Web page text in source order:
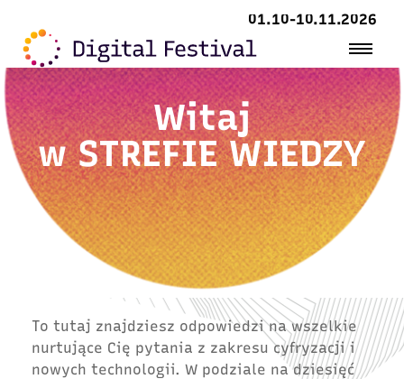
01.10-10.11.2026
Witaj
wSTREFIE WIEDZY
To tutaj znajdziesz odpowiedzi na wszelkie
nurtujące Cię pytania z zakresu cyfryzacji i
nowych technologii. W podziale na dziesięć